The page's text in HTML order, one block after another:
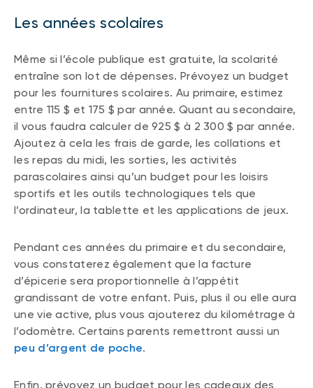
Les années scolaires
Même si l’école publique est gratuite, la scolarité
entraîne son lot de dépenses. Prévoyez un budget
pour les fournitures scolaires. Au primaire, estimez
entre 115 $ et 175 $ par année. Quant au secondaire,
il vous faudra calculer de 925 $ à 2 300 $ par année.
Ajoutez à cela les frais de garde, les collations et
les repas du midi, les sorties, les activités
parascolaires ainsi qu’un budget pour les loisirs
sportifs et les outils technologiques tels que
l’ordinateur, la tablette et les applications de jeux.
Pendant ces années du primaire et du secondaire,
vous constaterez également que la facture
d’épicerie sera proportionnelle à l’appétit
grandissant de votre enfant. Puis, plus il ou elle aura
une vie active, plus vous ajouterez du kilométrage à
l’odomètre. Certains parents remettront aussi un
peu d’argent de poche.
Enfin, prévoyez un budget pour les cadeaux des